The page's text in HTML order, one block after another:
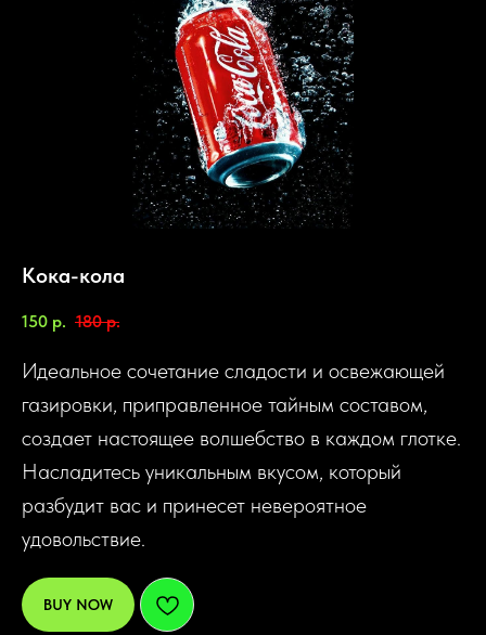
Кока-кола
150 р. 180 р.
Идеальное сочетание сладости и освежающей
газировки, приправленное тайным составом,
создает настоящее волшебство в каждом глотке.
Насладитесь уникальным вкусом, который
разбудит вас и принесет невероятное
удовольствие.
BUY NOW